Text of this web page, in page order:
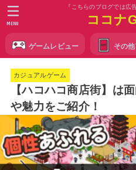
『こちらのブログでは広
ココナ
ゲームレビュー その
MENU
カジュアルゲーム
【ハコハコ商店街】は
や魅力をご紹介！